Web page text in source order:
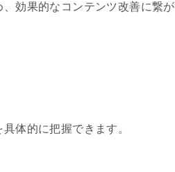
効果的なコンテンツ改善に繋が
体的に把握できます。